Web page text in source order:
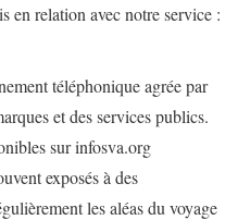
en relation avec notre service :
téléphonique agrée par
et des services publics.
sur infosva.org
exposés à des
les aléas du voyage